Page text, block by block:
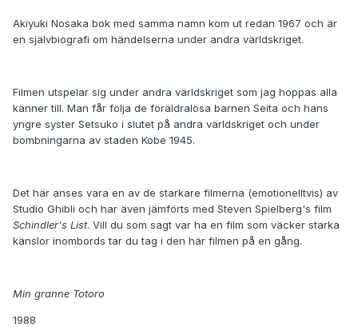
Akiyuki Nosaka bok med samma namn kom ut redan 1967 och är
en självbiografi om händelserna under andra världskriget.
Filmen utspelar sig under andra världskriget som jag hoppas alla
känner till. Man får följa de föräldralösa barnen Seita och hans
yngre syster Setsuko i slutet på andra världskriget och under
bombningarna av staden Kobe 1945.
Det här anses vara en av de starkare filmerna (emotionelltvis) av
Studio Ghibli och har även jämförts med Steven Spielberg's film
Schindler's List. Vill du som sagt var ha en film som väcker starka
känslor inombords tar du tag i den här filmen på en gång.
Min granne Totoro
1988